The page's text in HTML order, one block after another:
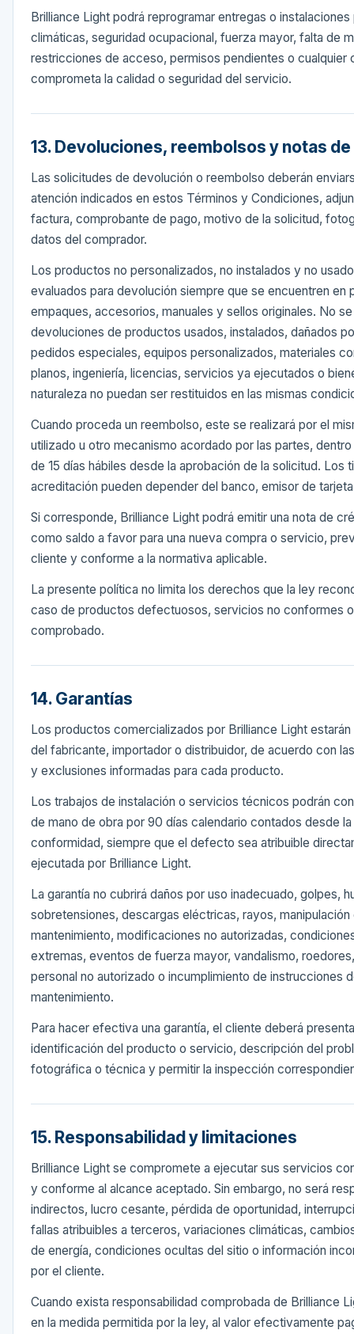
Brilliance Light podrá reprogramar entregas o
climáticas, seguridad ocupacional, fuerza mayor, falta de
restricciones de acceso, permisos pendientes o cualquier
comprometa la calidad o seguridad del servicio.
13. Devoluciones, reembolsos y notas
Las solicitudes de devolución o reembolso deberán
atención indicados en estos Términos y Condiciones,
factura, comprobante de pago, motivo de la solicitud,
datos del comprador.
Los productos no personalizados, no instalados y no
evaluados para devolución siempre que se encuentren
empaques, accesorios, manuales y sellos originales. No
devoluciones de productos usados, instalados, dañados
pedidos especiales, equipos personalizados, materiales
planos, ingeniería, licencias, servicios ya ejecutados o
naturaleza no puedan ser restituidos en las mismas
Cuando proceda un reembolso, este se realizará por el
utilizado u otro mecanismo acordado por las partes,
de 15 días hábiles desde la aprobación de la solicitud. Los
acreditación pueden depender del banco, emisor de
Si corresponde, Brilliance Light podrá emitir una nota de
como saldo a favor para una nueva compra o servicio,
cliente y conforme a la normativa aplicable.
La presente política no limita los derechos que la ley
caso de productos defectuosos, servicios no conformes
comprobado.
14. Garantías
Los productos comercializados por Brilliance Light estarán
del fabricante, importador o distribuidor, de acuerdo con
y exclusiones informadas para cada producto.
Los trabajos de instalación o servicios técnicos podrán
de mano de obra por 90 días calendario contados desde
conformidad, siempre que el defecto sea atribuible
ejecutada por Brilliance Light.
La garantía no cubrirá daños por uso inadecuado, golpes,
sobretensiones, descargas eléctricas, rayos,
mantenimiento, modificaciones no autorizadas,
extremas, eventos de fuerza mayor, vandalismo,
personal no autorizado o incumplimiento de instrucciones
mantenimiento.
Para hacer efectiva una garantía, el cliente deberá
identificación del producto o servicio, descripción del
fotográfica o técnica y permitir la inspección
15. Responsabilidad y limitaciones
Brilliance Light se compromete a ejecutar sus servicios
y conforme al alcance aceptado. Sin embargo, no será
indirectos, lucro cesante, pérdida de oportunidad,
fallas atribuibles a terceros, variaciones climáticas,
de energía, condiciones ocultas del sitio o información
por el cliente.
Cuando exista responsabilidad comprobada de Brilliance
en la medida permitida por la ley, al valor efectivamente